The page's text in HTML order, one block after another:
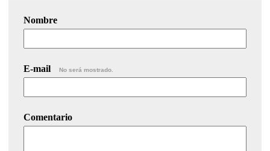
Nombre
E-mail No será mostrado.
Comentario